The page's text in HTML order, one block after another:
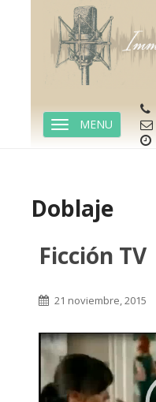
TOGGLE
Doblaje
Ficción TV
21 noviembre, 2015